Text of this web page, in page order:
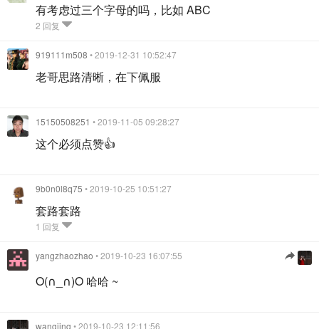
有考虑过三个字母的吗，比如 ABC
2 回复
919111m508 • 2019-12-31 10:52:47
老哥思路清晰，在下佩服
15150508251 • 2019-11-05 09:28:27
这个必须点赞👍
9b0n0l8q75 • 2019-10-25 10:51:27
套路套路
1 回复
yangzhaozhao • 2019-10-23 16:07:55
O(∩_∩)O 哈哈 ~
wangjing • 2019-10-23 12:11:56